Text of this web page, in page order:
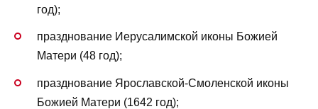
год);
празднование Иерусалимской иконы Божией
Матери (48 год);
празднование Ярославской-Смоленской иконы
Божией Матери (1642 год);